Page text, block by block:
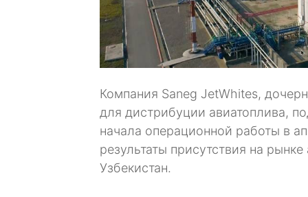
Компания Saneg JetWhites,
для дистрибуции авиатоплива,
начала операционной работы в
результаты присутствия на
Узбекистан.